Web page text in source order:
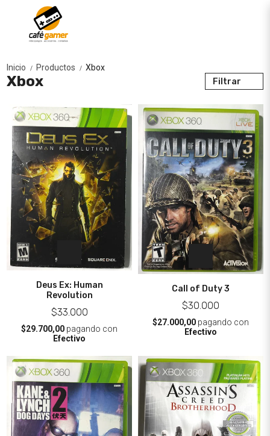
Inicio / Productos / Xbox
Xbox Filtrar
Deus Ex: Human
Revolution
$33.000
$29.700,00 pagando con
Efectivo
Call of Duty 3
$30.000
$27.000,00pagando con
Efectivo